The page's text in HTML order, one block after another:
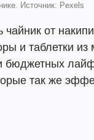
Источник: Pexels
чайник от
и таблетки
бюджетных
так же